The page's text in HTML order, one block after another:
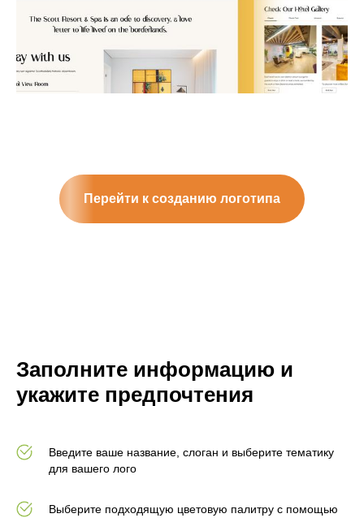
Перейти к созданию логотипа
Заполните информацию и
укажите предпочтения
Введите ваше название, слоган и выберите тематику
для вашего лого
Выберите подходящую цветовую палитру с помощью